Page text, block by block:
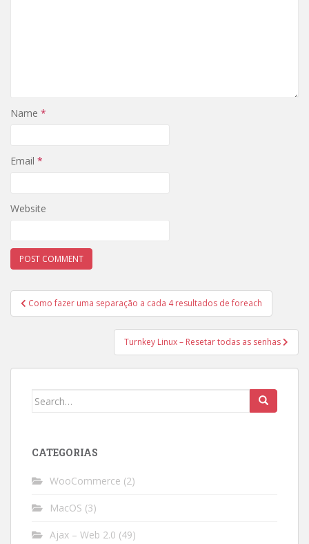
Name *
Email *
Website
Post
navigation
Como fazer uma separação a cada 4 resultados de foreach
Turnkey Linux – Resetar todas as senhas
Search
CATEGORIAS
WooCommerce (2)
MacOS (3)
Ajax – Web 2.0 (49)